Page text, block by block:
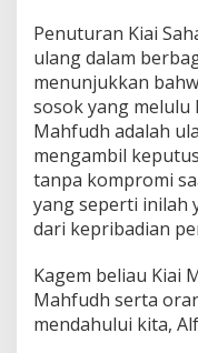
Penuturan Kiai
ulang dalam
menunjukkan
sosok yang melulu
Mahfudh adalah
mengambil
tanpa kompromi
yang seperti inilah
dari kepribadian
Kagem beliau Kiai
Mahfudh serta
mendahului kita,